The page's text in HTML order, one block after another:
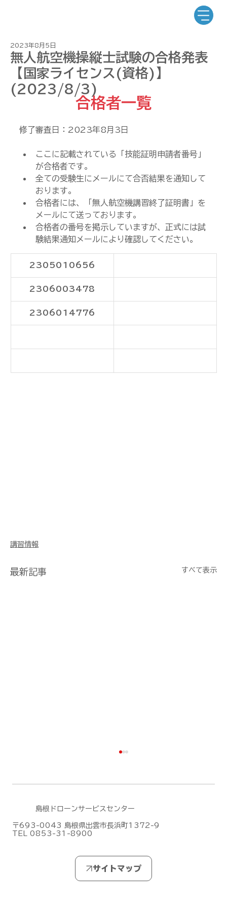
無人航空機操縦士試験の合格発表
【国家ライセンス(資格)】
(2023/8/3)
2023年8月5日
合格者一覧
修了審査日：2023年8月3日
ここに記載されている「技能証明申請者番号」
が合格者です。
全ての受験生にメールにて合否結果を通知して
おります。
合格者には、「無人航空機講習終了証明書」を
メールにて送っております。
合格者の番号を掲示していますが、正式には試
験結果通知メールにより確認してください。
2305010656
2306003478
2306014776
講習情報
最新記事 すべて表示
無人航空機操縦士試験の合格発表【ドロ
島根ドローンサービスセンター
〒693-0043 島根県出雲市長浜町1372-9
TEL 0853-31-8900